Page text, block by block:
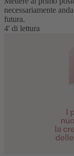
necessariamente
futura.
4' di lettura